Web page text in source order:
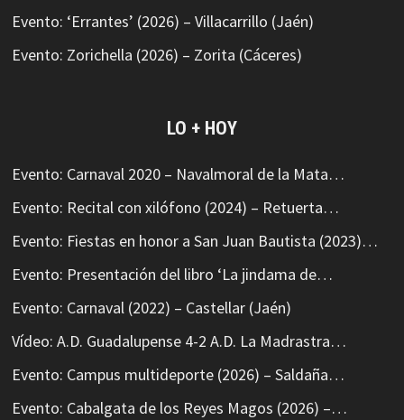
Evento: ‘Errantes’ (2026) – Villacarrillo (Jaén)
Evento: Zorichella (2026) – Zorita (Cáceres)
LO + HOY
Evento: Carnaval 2020 – Navalmoral de la Mata…
Evento: Recital con xilófono (2024) – Retuerta…
Evento: Fiestas en honor a San Juan Bautista (2023)…
Evento: Presentación del libro ‘La jindama de…
Evento: Carnaval (2022) – Castellar (Jaén)
Vídeo: A.D. Guadalupense 4-2 A.D. La Madrastra…
Evento: Campus multideporte (2026) – Saldaña…
Evento: Cabalgata de los Reyes Magos (2026) –…